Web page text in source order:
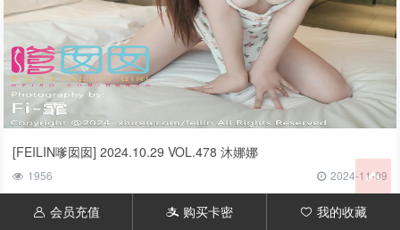
[FEILIN嗲囡囡] 2024.10.29 VOL.478 沐娜娜
1956 2024-11-09
󦃱 会员充值 󦇱 购买卡密 󦆁 我的收藏